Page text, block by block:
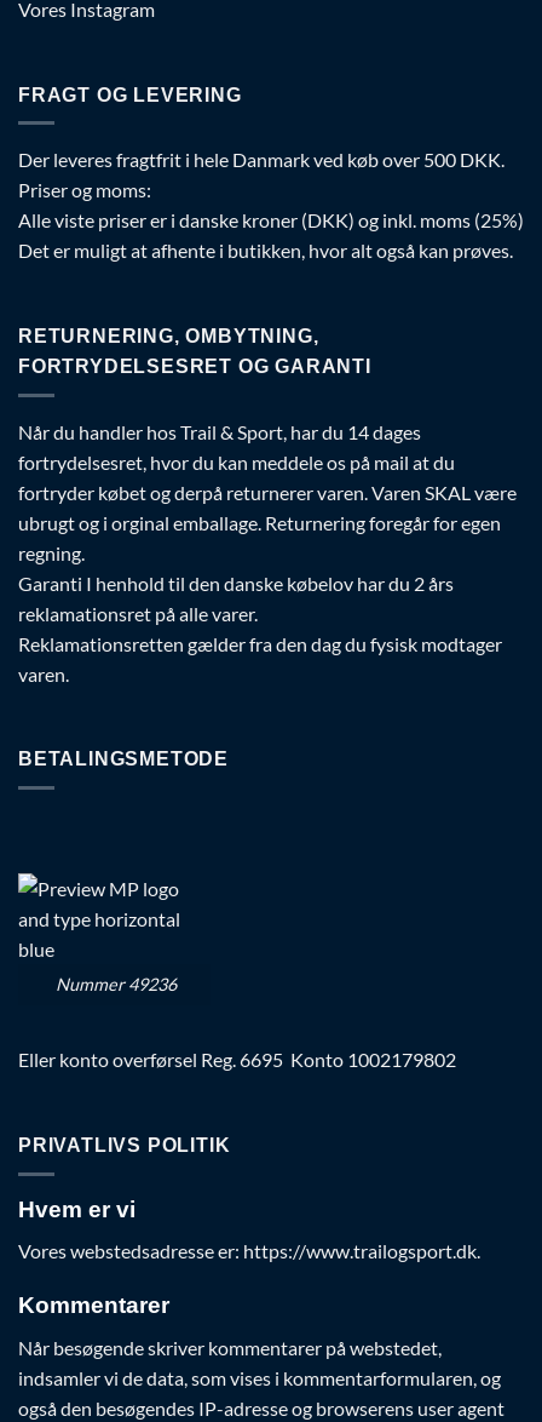
Vores Instagram
FRAGT OG LEVERING
Der leveres fragtfrit i hele Danmark ved køb over 500 DKK.
Priser og moms:
Alle viste priser er i danske kroner (DKK) og inkl. moms (25%)
Det er muligt at afhente i butikken, hvor alt også kan prøves.
RETURNERING, OMBYTNING,
FORTRYDELSESRET OG GARANTI
Når du handler hos Trail & Sport, har du 14 dages
fortrydelsesret, hvor du kan meddele os på mail at du
fortryder købet og derpå returnerer varen. Varen SKAL være
ubrugt og i orginal emballage. Returnering foregår for egen
regning.
Garanti I henhold til den danske købelov har du 2 års
reklamationsret på alle varer.
Reklamationsretten gælder fra den dag du fysisk modtager
varen.
BETALINGSMETODE
Nummer 49236
Eller konto overførsel Reg. 6695 Konto 1002179802
PRIVATLIVS POLITIK
Hvem er vi
Vores webstedsadresse er: https://www.trailogsport.dk.
Kommentarer
Når besøgende skriver kommentarer på webstedet,
indsamler vi de data, som vises i kommentarformularen, og
også den besøgendes IP-adresse og browserens user agent